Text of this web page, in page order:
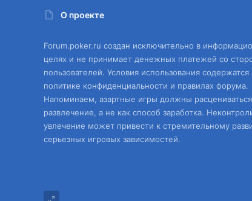
О проекте
Forum.poker.ru создан исключительно в
целях и не принимает денежных платежей со
пользователей. Условия использования содержатся
политике конфиденциальности и правилах форума.
Напоминаем, азартные игры должны
развлечение, а не как способ заработка.
увлечение может привести к стремительному
серьезных игровых зависимостей.